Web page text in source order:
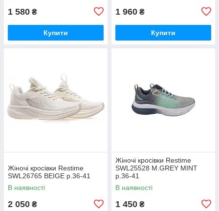
1 580 ₴
Купити
1 960 ₴
Купити
Жіночі кросівки Restime
SWL26765 BEIGE р.36-41
В наявності
2 050 ₴
Жіночі кросівки Restime
SWL25528 M.GREY MINT
р.36-41
В наявності
1 450 ₴